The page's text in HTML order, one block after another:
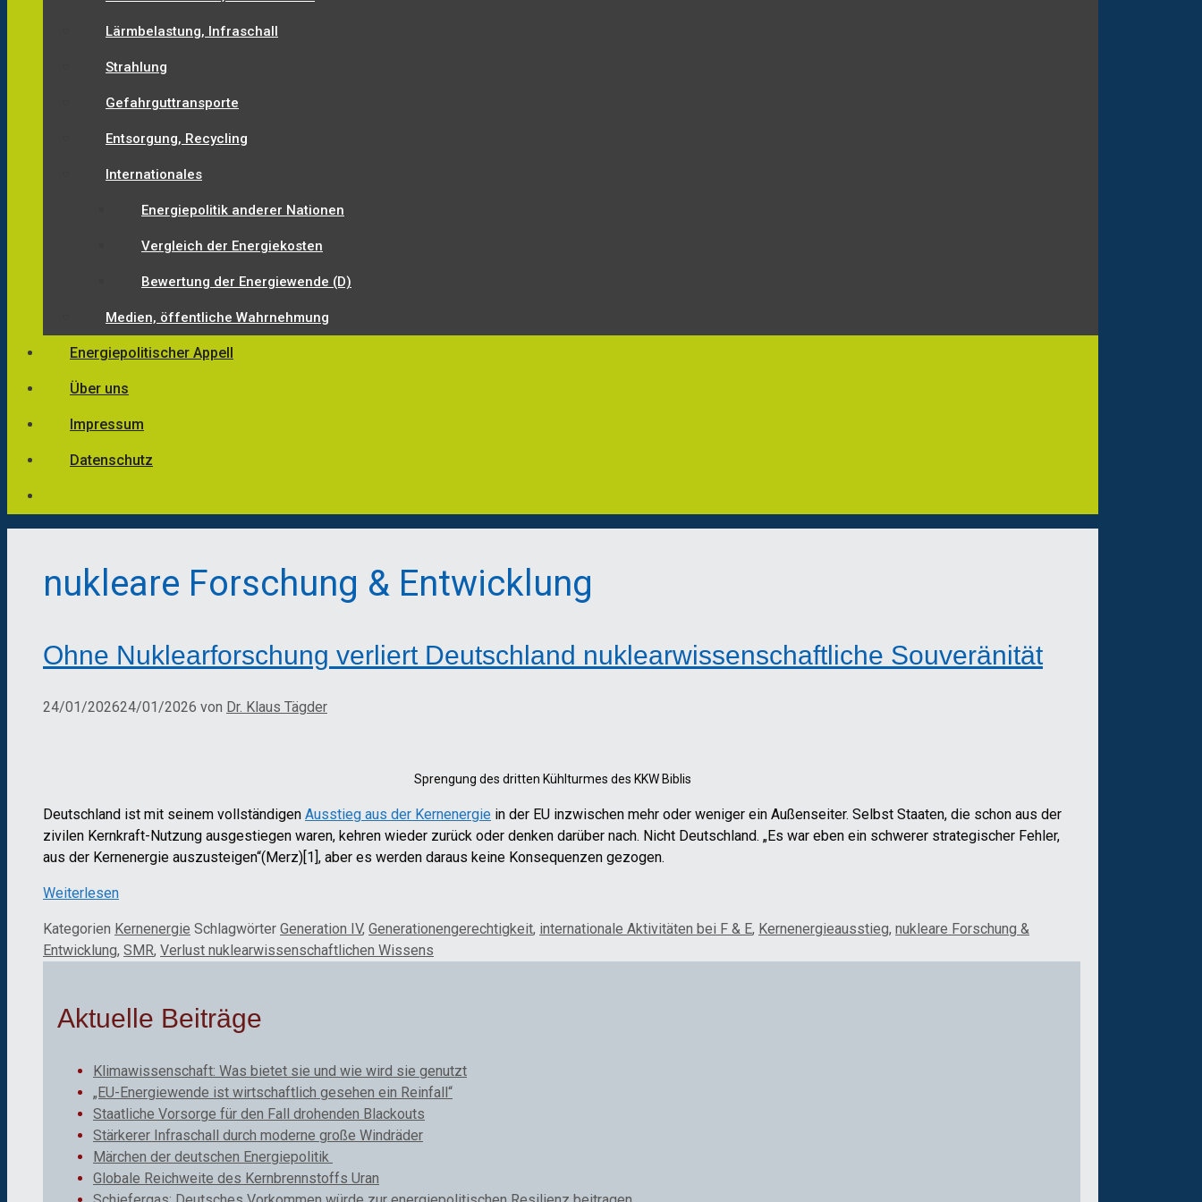
Lärmbelastung, Infraschall
Strahlung
Gefahrguttransporte
Entsorgung, Recycling
Internationales
Energiepolitik anderer Nationen
Vergleich der Energiekosten
Bewertung der Energiewende (D)
Medien, öffentliche Wahrnehmung
Energiepolitischer Appell
Über uns
Impressum
Datenschutz
nukleare Forschung & Entwicklung
Ohne Nuklearforschung verliert Deutschland nuklearwissenschaftliche Souveränität
24/01/202624/01/2026 von Dr. Klaus Tägder
Sprengung des dritten Kühlturmes des KKW Biblis
Deutschland ist mit seinem vollständigen Ausstieg aus der Kernenergie in der EU inzwischen mehr oder weniger ein Außenseiter. Selbst Staaten, die schon aus der
zivilen Kernkraft-Nutzung ausgestiegen waren, kehren wieder zurück oder denken darüber nach. Nicht Deutschland. „Es war eben ein schwerer strategischer Fehler,
aus der Kernenergie auszusteigen“(Merz)[1], aber es werden daraus keine Konsequenzen gezogen.
Weiterlesen
Kategorien Kernenergie Schlagwörter Generation IV, Generationengerechtigkeit, internationale Aktivitäten bei F & E, Kernenergieausstieg, nukleare Forschung &
Entwicklung, SMR, Verlust nuklearwissenschaftlichen Wissens
Aktuelle Beiträge
Klimawissenschaft: Was bietet sie und wie wird sie genutzt
„EU-Energiewende ist wirtschaftlich gesehen ein Reinfall“
Staatliche Vorsorge für den Fall drohenden Blackouts
Stärkerer Infraschall durch moderne große Windräder
Märchen der deutschen Energiepolitik
Globale Reichweite des Kernbrennstoffs Uran